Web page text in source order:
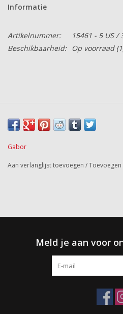
Informatie
Artikelnummer:
15461 - 5 US /
Beschikbaarheid:
Op voorraad
Gabor
Aan verlanglijst toevoegen /
Meld je aan voor